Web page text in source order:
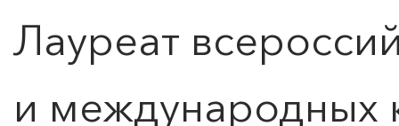
Лауреат
и международных